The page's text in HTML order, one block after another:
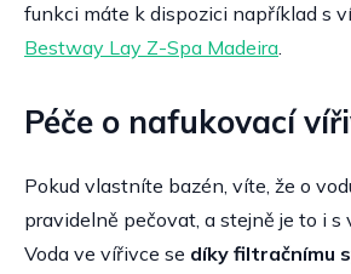
funkci máte k dispozici například s
Bestway Lay Z-Spa Madeira.
Péče o nafukovací
Pokud vlastníte bazén, víte, že o
pravidelně pečovat, a stejně je to i s
Voda ve vířivce se díky filtračnímu